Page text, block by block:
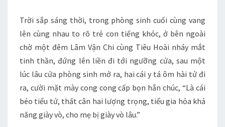
Trời sắp sáng thời, trong phòng sinh cuối cùng vang
lên cùng nhau to rõ trẻ con tiếng khóc, ở bên ngoài
chờ một đêm Lâm Vận Chi cùng Tiêu Hoài nháy mắt
tinh thần, đứng lên liền đi tới ngưỡng cửa, sau một
lúc lâu cửa phòng sinh mở ra, hai cái y tá ôm hài tử đi
ra, cười mặt mày cong cong cấp bọn hắn chúc, “Là cái
béo tiểu tử, thất cân hai lượng trọng, tiểu gia hỏa khả
năng giày vò, cho mẹ bị giày vò lâu.”